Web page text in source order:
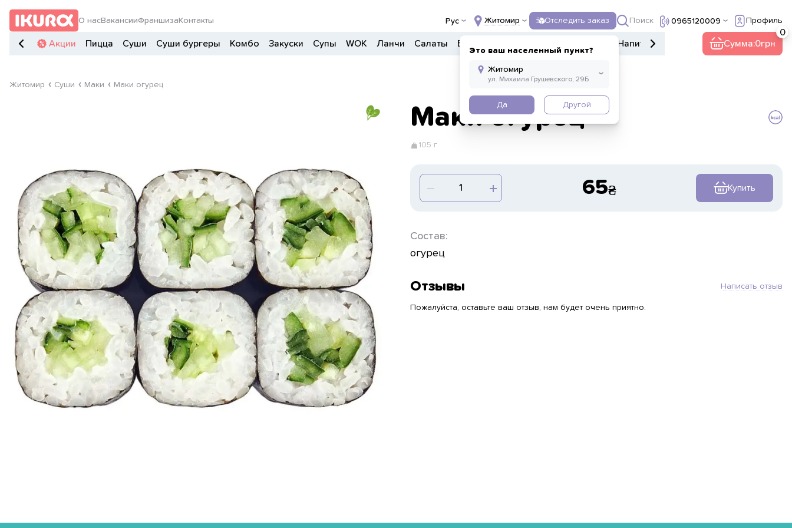
О насВакансииФраншиза Контакты Рус Житомир
Это ваш населенный пункт?
Да Другой
Отследить заказ Поиск 0965120009 Профиль
Акции Пицца Суши Суши бургеры Комбо Закуски Супы WOK Ланчи Салаты Боулы Напитки Сумма:0
Житомир Суши Маки Маки огурец
Маки огурец
105 г
65 Купить
Состав:
огурец
Отзывы Написать отзыв
Пожалуйста, оставьте ваш отзыв, нам будет очень приятно.